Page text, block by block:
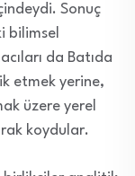
Sonuç
bilimsel
da Batıda
etmek yerine,
üzere yerel
koydular.